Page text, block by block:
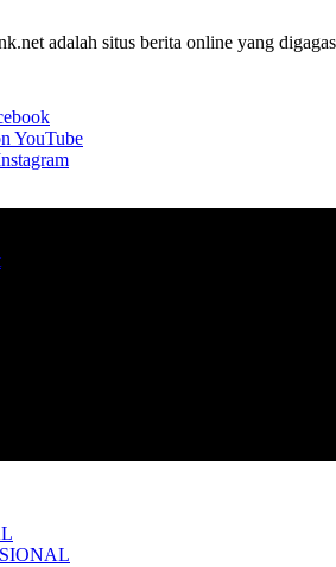
adalah situs berita online yang
YouTube